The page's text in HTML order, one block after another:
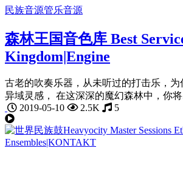
民族音源管乐音源
森林王国音色库 Best
Kingdom|Engine
古老的吹奏乐器，从未听过的打击乐，
异域灵感， 在这深深的魔幻森林中，你将
2019-05-10
2.5K 5